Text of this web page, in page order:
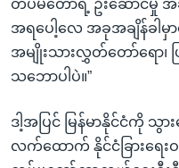
တပ်မတော်ရဲ့ ဦးဆောင်မှု
အရပေါ့လေ အခုအချိန်ခ
အမျိုးသားလွှတ်တော်ရော
သဘောပါပဲ။”
ဒါ့အပြင် မြန်မာနိုင်ငံကို
လက်ထောက် နိုင်ငံခြားရေးဝ